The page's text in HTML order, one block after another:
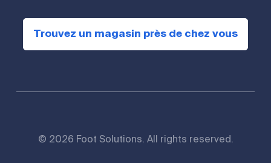
Trouvez un magasin près de chez vous
© 2026 Foot Solutions. All rights reserved.